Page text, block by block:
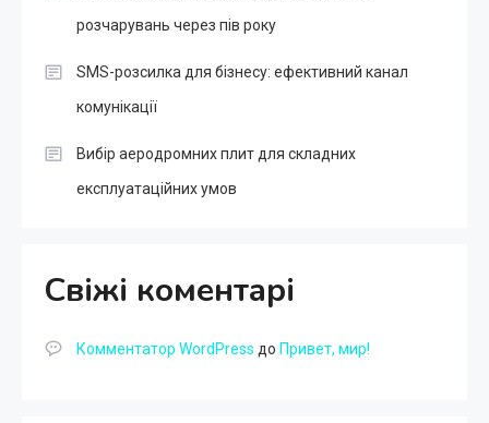
розчарувань через пів року
SMS-розсилка для бізнесу: ефективний канал
комунікації
Вибір аеродромних плит для складних
експлуатаційних умов
Свіжі коментарі
Комментатор WordPress до Привет, мир!